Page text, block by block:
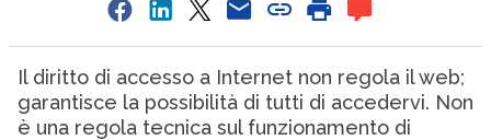
Il diritto di accesso a Internet non regola il web;
garantisce la possibilità di tutti di accedervi. Non
è una regola tecnica sul funzionamento di